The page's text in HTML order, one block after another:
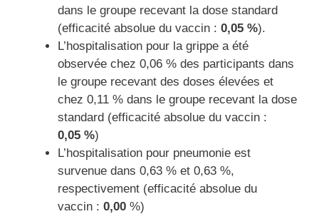
dans le groupe recevant la dose standard
(efficacité absolue du vaccin : 0,05 %).
L’hospitalisation pour la grippe a été
observée chez 0,06 % des participants dans
le groupe recevant des doses élevées et
chez 0,11 % dans le groupe recevant la dose
standard (efficacité absolue du vaccin :
0,05 %)
L’hospitalisation pour pneumonie est
survenue dans 0,63 % et 0,63 %,
respectivement (efficacité absolue du
vaccin : 0,00 %)